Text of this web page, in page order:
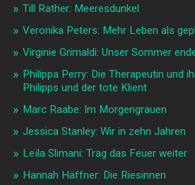
Till Rather: Meeresdunkel
Veronika Peters: Mehr Leben als
Virginie Grimaldi: Unser Sommer
Philippa Perry: Die Therapeutin und
Philipps und der tote Klient
Marc Raabe: Im Morgengrauen
Jessica Stanley: Wir in zehn Jahren
Leïla Slimani: Trag das Feuer weiter
Hannah Häffner: Die Riesinnen